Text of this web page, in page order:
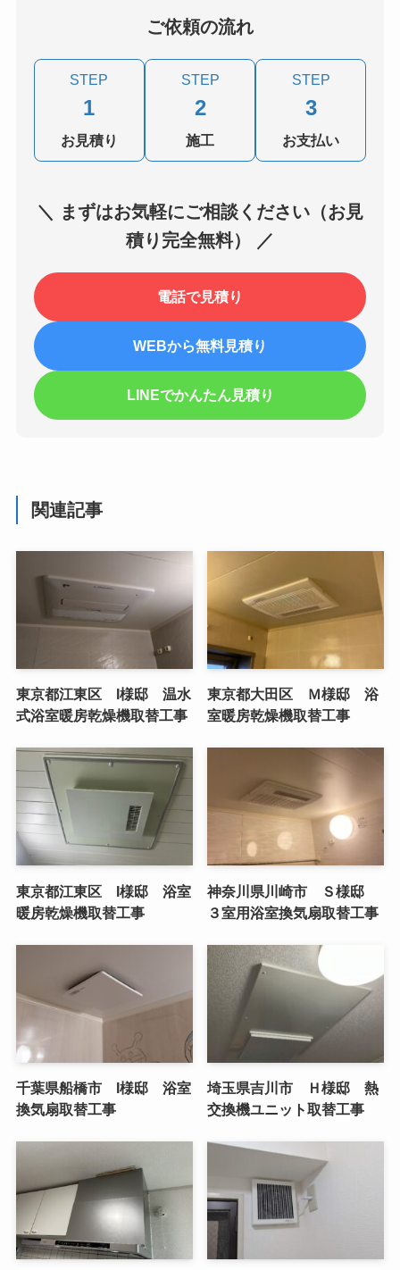
ご依頼の流れ
STEP
1
お見積り
STEP
2
施工
STEP
3
お支払い
＼ まずはお気軽にご相談ください（お見
積り完全無料） ／
電話で見積り
WEBから無料見積り
LINEでかんたん見積り
関連記事
東京都江東区 I様邸 温水
式浴室暖房乾燥機取替工事
東京都大田区 Ｍ様邸 浴
室暖房乾燥機取替工事
東京都江東区 I様邸 浴室
暖房乾燥機取替工事
神奈川県川崎市 Ｓ様邸
３室用浴室換気扇取替工事
千葉県船橋市 I様邸 浴室
換気扇取替工事
埼玉県吉川市 Ｈ様邸 熱
交換機ユニット取替工事